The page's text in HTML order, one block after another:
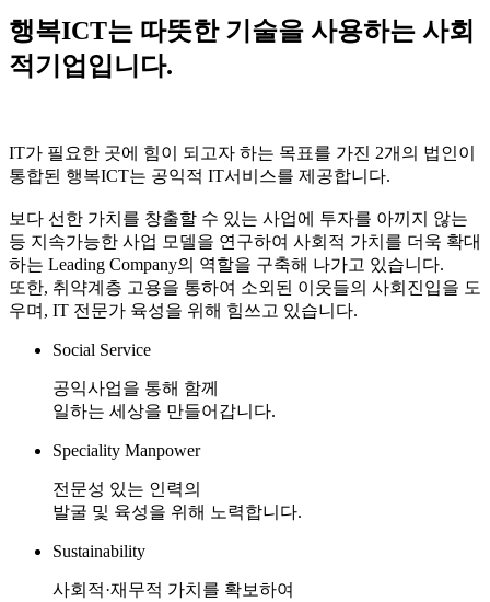
행복ICT는 따뜻한 기술을 사용하는 사회
적기업입니다.
IT가 필요한 곳에 힘이 되고자 하는 목표를 가진 2개의 법인이
통합된 행복ICT는 공익적 IT서비스를 제공합니다.
보다 선한 가치를 창출할 수 있는 사업에 투자를 아끼지 않는
등 지속가능한 사업 모델을 연구하여 사회적 가치를 더욱 확대
하는 Leading Company의 역할을 구축해 나가고 있습니다.
또한, 취약계층 고용을 통하여 소외된 이웃들의 사회진입을 도
우며, IT 전문가 육성을 위해 힘쓰고 있습니다.
Social Service
공익사업을 통해 함께
일하는 세상을 만들어갑니다.
Speciality Manpower
전문성 있는 인력의
발굴 및 육성을 위해 노력합니다.
Sustainability
사회적·재무적 가치를 확보하여